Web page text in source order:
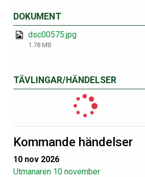
DOKUMENT
dsc00575.jpg
1.78 MB
TÄVLINGAR/HÄNDELSER
Kommande händelser
10 nov 2026
Utmanaren 10 november